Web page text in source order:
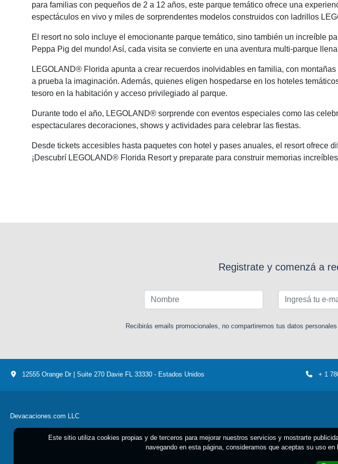
para familias con pequeños de 2 a 12 años, este parque temático ofrece una
espectáculos en vivo y miles de sorprendentes modelos construidos con ladrillos
El resort no solo incluye el emocionante parque temático, sino también un increíble
Peppa Pig del mundo! Así, cada visita se convierte en una aventura multi-parque
LEGOLAND® Florida apunta a crear recuerdos inolvidables en familia, con
a prueba la imaginación. Además, quienes eligen hospedarse en los hoteles
tesoro en la habitación y acceso privilegiado al parque.
Durante todo el año, LEGOLAND® sorprende con eventos especiales como las
espectaculares decoraciones, shows y actividades para celebrar las fiestas.
Desde tickets accesibles hasta paquetes con hotel y pases anuales, el resort ofrece
¡Descubrí LEGOLAND® Florida Resort y preparate para construir memorias
Registrate y comenzá a
Recibirás emails promocionales, no compartiremos tus datos
12555 Orange Dr | Suite 270 Davie FL 33330 - Estados Unidos + 1
Devacaciones.com LLC
Este sitio utiliza cookies propias y de terceros para mejorar nuestros servicios y mostrarte
navegando en esta página, consideramos que aceptas su uso